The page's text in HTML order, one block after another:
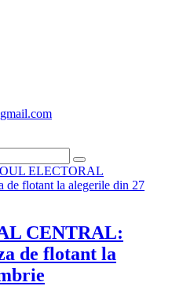
CENTRAL:
de flotant la